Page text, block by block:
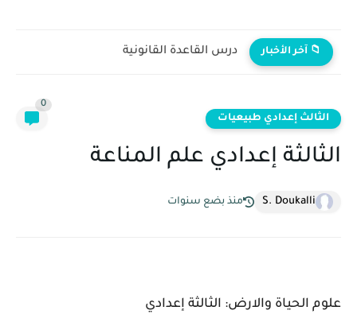
آخر الأخبار درس القاعدة القانونية
إعدادي طبيعيات
إعدادي علم المناعة
S. Doukalli منذ بضع سنوات
والارض: الثالثة إعدادي